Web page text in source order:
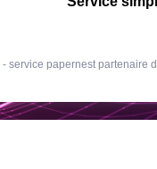
service papernest partenaire